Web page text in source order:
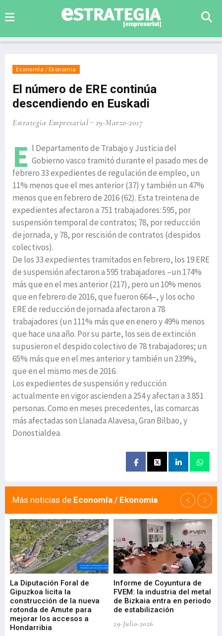
Economía / Ekonomia
El número de ERE continúa
descendiendo en Euskadi
Estrategia Empresarial 29-Marzo-2017
E l Departamento de Trabajo y Justicia del
Gobierno vasco tramitó durante el pasado mes de
febrero 33 expedientes de regulación de empleo, un
11% menos que el mes anterior (37) y también un 47%
menos que en febrero de 2016 (62). Esta treintena de
expedientes afectaron a 751 trabajadores: 595, por
suspensión temporal de contratos; 78, por reducción
de jornada, y 78, por rescisión de contratos (despidos
colectivos).
De los 33 expedientes tramitados en febrero, los 19 ERE
de suspensión afectaron a 595 trabajadores –un 174%
más que en el mes anterior (217), pero un 10% menos
que en febrero de 2016, que fueron 664–, y los ocho
ERE de reducción de jornada afectaron a 78
trabajadores (un 111% más que en enero y 49% menos
que hace una año. Por su parte, los seis de extinción
supusieron el despido colectivo de 78 trabajadores; un
65% más que en el mes anterior y también un 239%,
que en el mismo mes de 2016.
Los expedientes de suspensión y reducción
actualmente en vigor ascienden a 254 y afectan a 3.851
personas. Como en meses precedentes, las comarcas
más afectadas son Llanada Alavesa, Gran Bilbao, y
Donostialdea.
Más noticias de Economía / Ekonomia
La Diputación Foral de
Gipuzkoa licita la
construcción de la nueva
rotonda de Amute para
mejorar los accesos a
Hondarribia
Informe de Coyuntura de
FVEM: la industria del metal
de Bizkaia entra en periodo
de estabilización
29-Julio-2026